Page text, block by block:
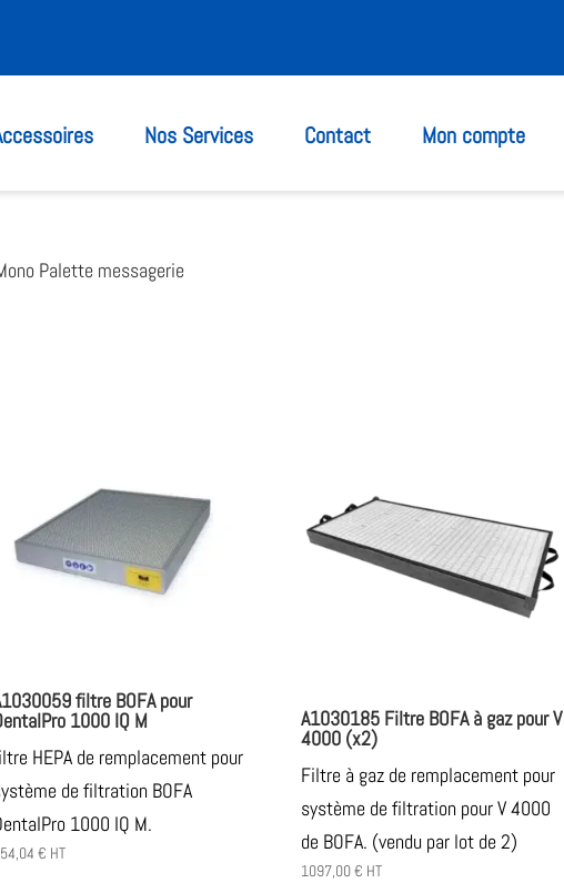
Nos Services Contact Mon compte
Palette messagerie
filtre BOFA pour
1000 IQ M
HEPA de remplacement pour
de filtration BOFA
1000 IQ M.
€ HT
A1030185 Filtre BOFA à gaz pour V
4000 (x2)
Filtre à gaz de remplacement pour
système de filtration pour V 4000
de BOFA. (vendu par lot de 2)
1097,00€ HT